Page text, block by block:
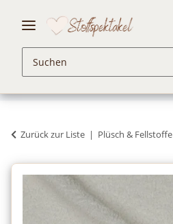
Zurück zur Liste Plüsch & Fellstoffe